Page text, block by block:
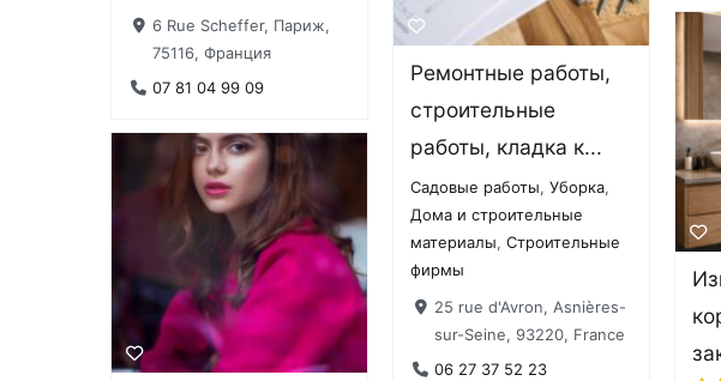
6 Rue Scheffer, Париж,
75116, Франция
07 81 04 99 09
Ремонтные работы,
строительные
работы, кладка к...
Садовые работы,Уборка,
Дома и строительные
материалы,Строительные
фирмы
25 rue d'Avron, Asnières-
sur-Seine, 93220, France
06 27 37 52 23